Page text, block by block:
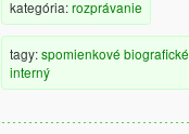
kategória:rozprávanie
tagy:spomienkové biografické
interný